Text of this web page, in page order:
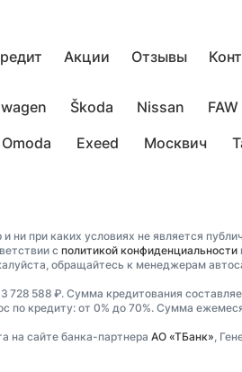
Акции Отзывы
Škoda Nissan FAW
Omoda Exeed Москвич
ни при каких условиях не является
с политикой конфиденциальности
обращайтесь к менеджерам
588 ₽. Сумма кредитования
по кредиту: от 0% до 70%. Сумма
на сайте банка-партнера АО «ТБанк»,